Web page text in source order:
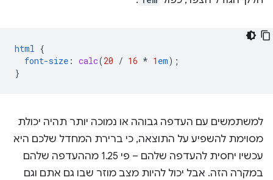
html {
font-size : calc(20 / 16 * 1 em);
}
למשתמשים עם העדפה גבוהה או נמוכה יותר תהיה יכולת
מסוימת להשפיע על התוצאה, כי ברירת המחדל שלכם היא
עכשיו יחסית להעדפה שלהם – פי 1.25 מההעדפה שלהם
במקרה הזה. אבל יכול להיות מצב מוזר שבו גם אתם וגם